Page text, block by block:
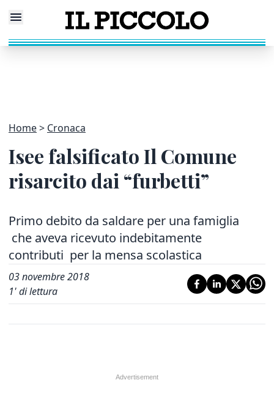
Home Cronaca
Isee falsificato Il Comune
risarcito dai “furbetti”
Primo debito da saldare per una famiglia
che aveva ricevuto indebitamente
contributi per la mensa scolastica
03 novembre 2018
1' di lettura